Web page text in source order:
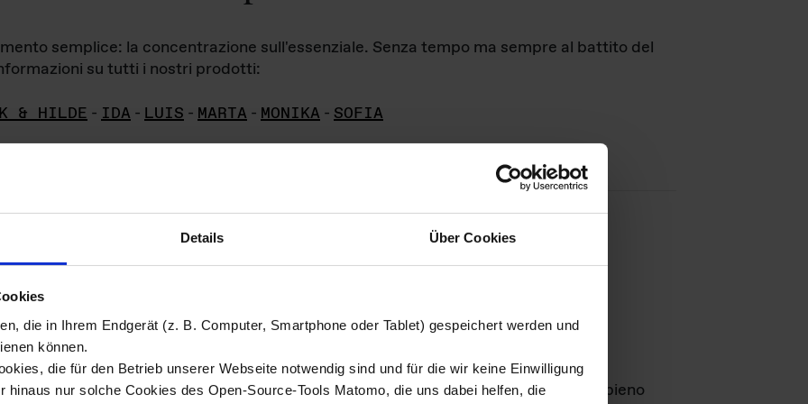
Details Über Cookies
die in Ihrem Endgerät (z. B. Computer, Smartphone oder Tablet) gespeichert werden und
können.
die für den Betrieb unserer Webseite notwendig sind und für die wir keine Einwilligung
hinaus nur solche Cookies des Open-Source-Tools Matomo, die uns dabei helfen, die
semplice: la concentrazione sull'essenziale. Senza tempo ma sempre al battito del
su tutti i nostri prodotti:
& HILDE - IDA - LUIS - MARTA - MONIKA - SOFIA
di immagini
materiale fotografico sono detenuti daDas ganze LebenGmbH e rimangono in pieno